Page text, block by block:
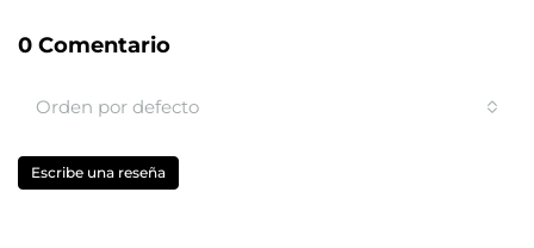
0 Comentario
Orden por defecto
Escribe una reseña